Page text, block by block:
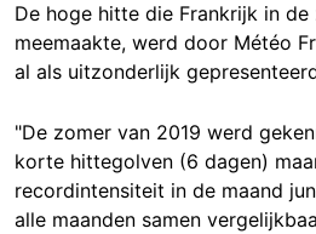
De hoge hitte die Frankrijk in de
meemaakte, werd door Météo
al als uitzonderlijk
"De zomer van 2019 werd
korte hittegolven (6 dagen)
recordintensiteit in de maand
alle maanden samen